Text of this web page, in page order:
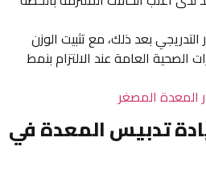
التدريجي بعد ذلك، مع تثبيت الوزن
الصحية العامة عند الالتزام بنمط
المعدة المصغر
تدبيس المعدة في